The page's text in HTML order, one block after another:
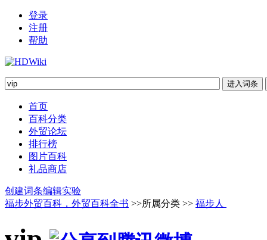
登录
注册
帮助
首页
百科分类
外贸论坛
排行榜
图片百科
礼品商店
创建词条编辑实验
福步外贸百科，外贸百科全书 >>所属分类 >> 福步人